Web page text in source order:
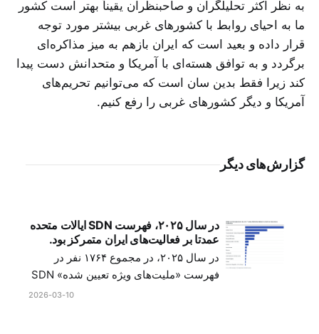
به نظر اکثر تحلیلگران و صاحبنظران یقیناً بهتر است کشور
ما به احیای روابط با کشورهای غربی بیشتر مورد توجه
قرار داده و بعید است که ایران بازهم به میز مذاکره‌ای
برگردد و به توافق هسته‌ای با آمریکا و متحدانش دست پیدا
کند زیرا فقط بدین سان است که می‌توانیم تحریم‌های
آمریکا و دیگر کشورهای غربی را رفع کنیم.
گزارش‌های دیگر
در سال ۲۰۲۵، فهرست SDN ایالات متحده
عمدتا بر فعالیت‌های ایران متمرکز بود.
در سال ۲۰۲۵، در مجموع ۱۷۶۴ نفر در
فهرست «ملیت‌های ویژه تعیین شده» SDN
ایالات متحده قرار گرفتند. تقریبا سه چهارم
2026-03-10